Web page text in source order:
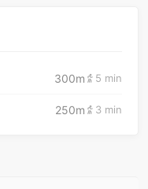
300m 5 min
250m 3 min